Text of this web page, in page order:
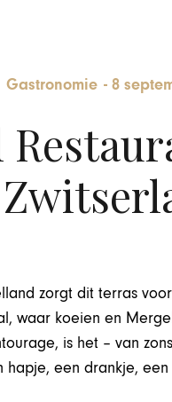
Gastronomie -8
zorgt dit terras
waar koeien en
is het – van
een drankje,